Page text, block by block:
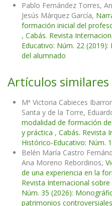
Pablo Fernández Torres,
Jesús Márquez García,
formación inicial del
, Cabás. Revista
Educativo: Núm. 22
del alumnado
Artículos similares
Mª Victoria Cabieces
Santa y de la Torre,
modalidad de formación
y práctica , Cabás. Revista
Histórico-Educativo: Núm.
Belén María Castro
Ana Moreno Rebordinos,
de una experiencia en la
Revista Internacional
Núm. 35 (2026):
patrimonios